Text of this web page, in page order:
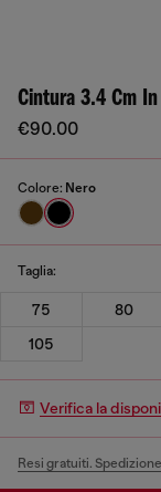
Cintura 3.4 Cm
€90.00
Colore: Nero
Taglia:
75 80
105
Verifica la
Resi gratuiti.